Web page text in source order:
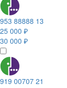
953 88888 13
25 000 ₽
30 000 ₽
919 00707 21